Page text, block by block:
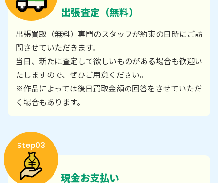
出張査定（無料）
出張買取（無料）専門のスタッフが約束の日時にご訪
問させていただきます。
当日、新たに査定して欲しいものがある場合も歓迎い
たしますので、ぜひご用意ください。
※作品によっては後日買取金額の回答をさせていただ
く場合もあります。
Step03
現金お支払い